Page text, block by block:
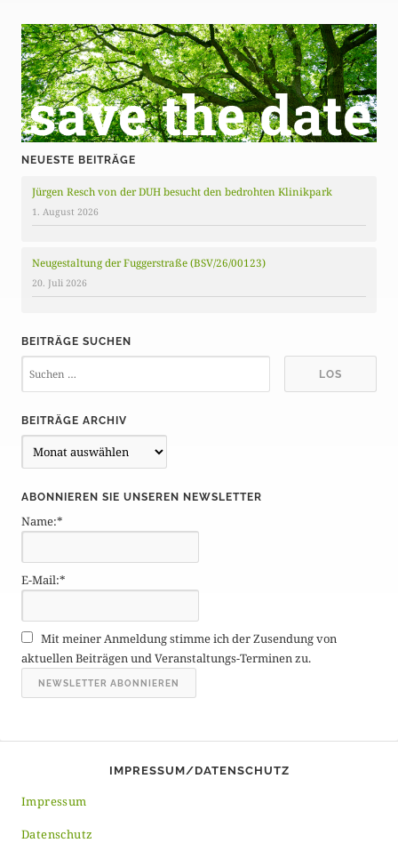
ä
g
e
NEUESTE BEITRÄGE
Jürgen Resch von der DUH besucht den bedrohten Klinikpark
1. August 2026
Neugestaltung der Fuggerstraße (BSV/26/00123)
20. Juli 2026
BEITRÄGE SUCHEN
BEITRÄGE ARCHIV
e
t
r
g
e
r
c
h
v
ABONNIEREN SIE UNSEREN NEWSLETTER
Name:*
E-Mail:*
Mit meiner Anmeldung stimme ich der Zusendung von
aktuellen Beiträgen und Veranstaltungs-Terminen zu.
IMPRESSUM/DATENSCHUTZ
Impressum
Datenschutz